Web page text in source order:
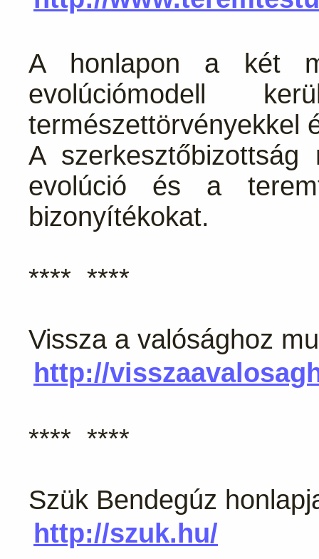
A honlapon a két
evolúciómodell
természettörvényekkel
A szerkesztőbizottság
evolúció és a
bizonyítékokat.
**** ****
Vissza a valósághoz
http://
**** ****
Szük Bendegúz
http://szuk.hu/